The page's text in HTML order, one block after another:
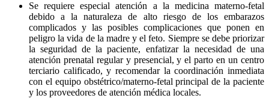
Se requiere especial atención a la medicina materno-fetal
debido a la naturaleza de alto riesgo de los embarazos
complicados y las posibles complicaciones que ponen en
peligro la vida de la madre y el feto. Siempre se debe priorizar
la seguridad de la paciente, enfatizar la necesidad de una
atención prenatal regular y presencial, y el parto en un centro
terciario calificado, y recomendar la coordinación inmediata
con el equipo obstétrico/materno-fetal principal de la paciente
y los proveedores de atención médica locales.